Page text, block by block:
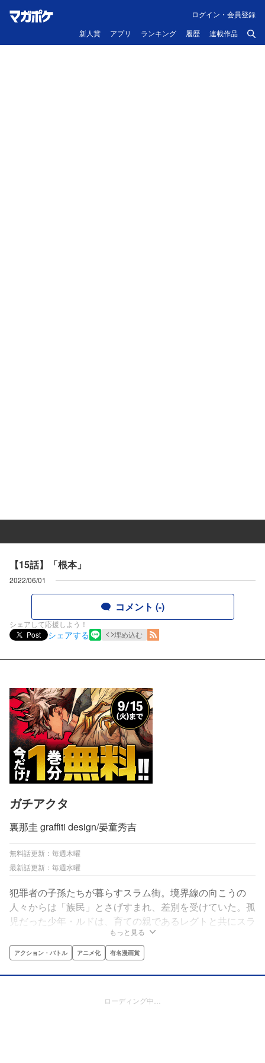
新人賞 アプリ ランキング 履歴 連載作品
ログイン・会員登録
【15話】「根本」
2022/06/01
コメント (-)
シェアして応援しよう！
Post
シェアする 埋め込む
ガチアクタ
裏那圭 graffiti design/晏童秀吉
無料話更新：毎週木曜
最新話更新：毎週水曜
犯罪者の子孫たちが暮らすスラム街。境界線の向こうの
人々からは「族民」とさげすまれ、差別を受けていた。孤
児だった少年・ルドは、育ての親であるレグトと共にスラ
ム街に住み、常人離れした身体能力を武器に生計を立てて
いた。だがある日、身に覚えのない罪を着せられ、スラム
の人々でさえ恐れる「奈落」へと落とされてしまう……。
もっと見る
アクション・バトル アニメ化 有名漫画賞
ローディング中…